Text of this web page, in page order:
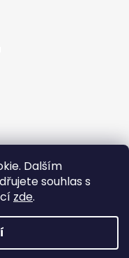
Dalším
souhlas s
zde.